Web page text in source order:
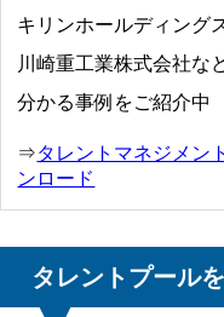
キリンホールディング
川崎重工業株式会社な
分かる事例をご紹介中
⇒タレントマネジメン
ンロード
タレントプール